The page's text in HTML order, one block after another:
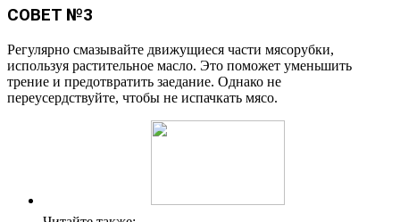
СОВЕТ №3
Регулярно смазывайте движущиеся части мясорубки,
используя растительное масло. Это поможет уменьшить
трение и предотвратить заедание. Однако не
переусердствуйте, чтобы не испачкать мясо.